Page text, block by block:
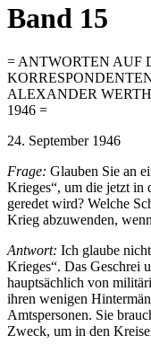
Band 15
= ANTWORTEN AUF
ALEXANDER WERTH;
1946 =
24. September 1946
Frage: Glauben Sie an
Krieges“, um die jetzt in
geredet wird? Welche
Krieg abzuwenden,
Antwort: Ich glaube
Krieges“. Das Geschrei
hauptsächlich von
ihren wenigen
Amtspersonen. Sie
Zweck, um in den